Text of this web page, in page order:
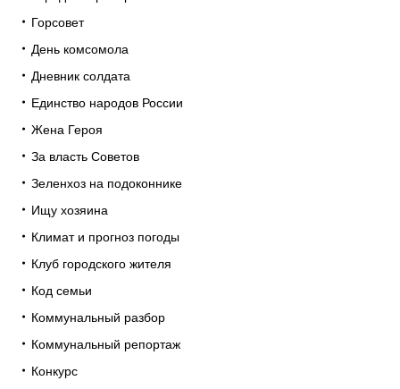
Горсовет
День комсомола
Дневник солдата
Единство народов России
Жена Героя
За власть Советов
Зеленхоз на подоконнике
Ищу хозяина
Климат и прогноз погоды
Клуб городского жителя
Код семьи
Коммунальный разбор
Коммунальный репортаж
Конкурс